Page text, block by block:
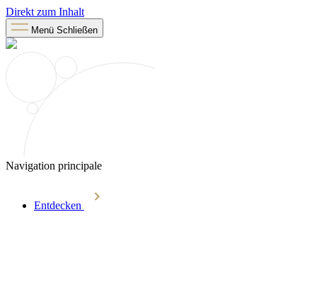
Direkt zum Inhalt
Menü Schließen
Navigation principale
Entdecken